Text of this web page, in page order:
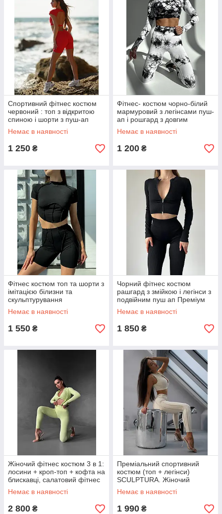
Спортивний фітнес костюм
червоний : топ з відкритою
спиною і шорти з пуш-ап
поясом.
Немає в наявності
1 250 ₴
Фітнес- костюм чорно-білий
мармуровий з легінсами пуш-
ап і рошгард з довгим
рукавом
Немає в наявності
1 200 ₴
Фітнес костюм топ та шорти з
імітацією білизни та
скульптурування
Немає в наявності
1 550 ₴
Чорний фітнес костюм
рашгард з змійкою і легінси з
подвійним пуш ап Преміум
Немає в наявності
1 850 ₴
Жіночий фітнес костюм 3 в 1:
лосини + кроп-топ + кофта на
блискавці, салатовий фітнес
костюм
Немає в наявності
2 800 ₴
Преміальний спортивний
костюм (топ + легінси)
SCULPTURA. Жіночий
фітнес-комплект для йоги та
тренувань.
Немає в наявності
1 990 ₴